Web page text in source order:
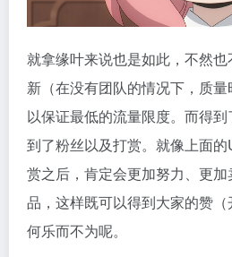
就拿缘叶来说也是如此，不然
新（在没有团队的情况下，质
以保证最低的流量限度。而得
到了粉丝以及打赏。就像上面
赏之后，肯定会更加努力、更
品，这样既可以得到大家的赞（
何乐而不为呢。